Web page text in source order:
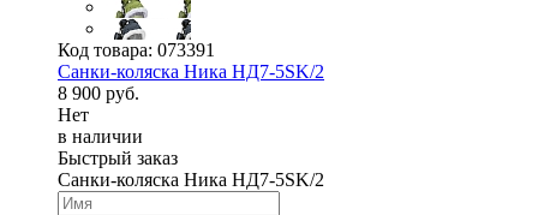
Код товара: 073391
Cанки-коляска Ника НД7-5SK/2
8 900 руб.
Нет
в наличии
Быстрый заказ
Cанки-коляска Ника НД7-5SK/2